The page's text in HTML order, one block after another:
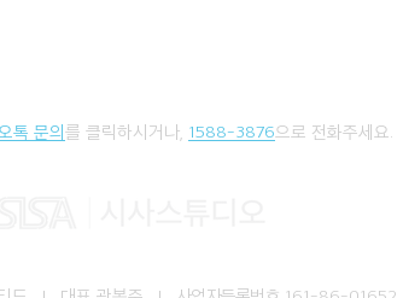
톡 문의를 클릭하시거나, 1588-3876으로 전화주세요.